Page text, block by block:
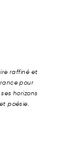
raffiné et
pour
horizons
poésie.